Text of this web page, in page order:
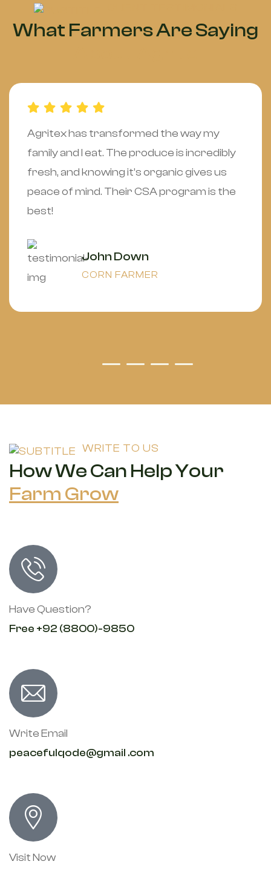
What Farmers Are Saying
Agritex has transformed the way my
family and I eat. The produce is incredibly
fresh, and knowing it’s organic gives us
peace of mind. Their CSA program is the
best!
John Down
CORN FARMER
WRITE TO US
How We Can Help Your
Farm Grow
Have Question?
Free +92 (8800)-9850
Write Email
peacefulqode@gmail .com
Visit Now